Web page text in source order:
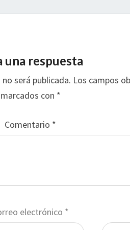
una respuesta
será publicada. Los campos
marcados con *
Comentario *
electrónico *